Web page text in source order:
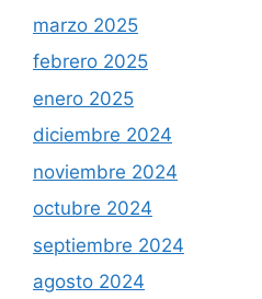
marzo 2025
febrero 2025
enero 2025
diciembre 2024
noviembre 2024
octubre 2024
septiembre 2024
agosto 2024